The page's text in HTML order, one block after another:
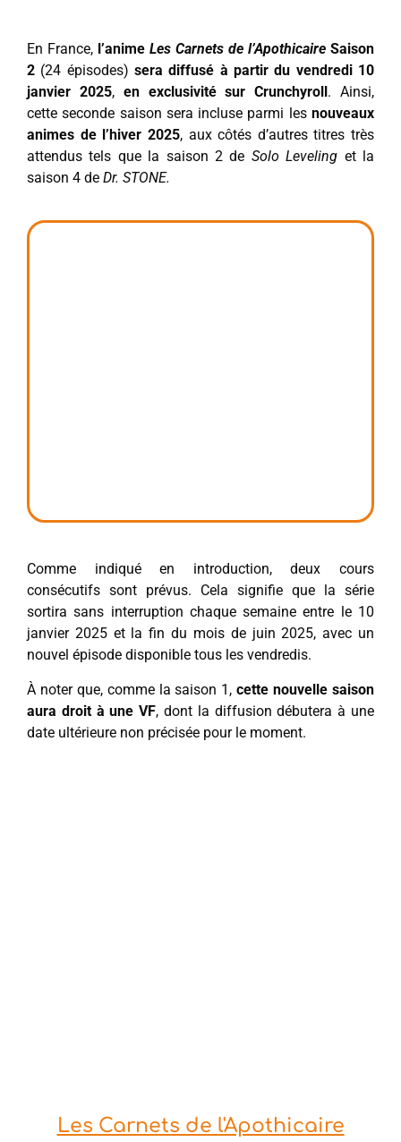
En France, l’anime Les Carnets de l’Apothicaire Saison
2 (24 épisodes)sera diffusé à partir du vendredi 10
janvier 2025, en exclusivité sur Crunchyroll . Ainsi,
cette seconde saison sera incluse parmi les nouveaux
animes de l’hiver 2025, aux côtés d’autres titres très
attendus tels que la saison 2 de Solo Leveling et la
saison 4 de Dr. STONE.
Comme indiqué en introduction, deux cours
consécutifs sont prévus. Cela signifie que la série
sortira sans interruption chaque semaine entre le 10
janvier 2025 et la fin du mois de juin 2025, avec un
nouvel épisode disponible tous les vendredis.
À noter que, comme la saison 1,cette nouvelle saison
aura droit à une VF, dont la diffusion débutera à une
date ultérieure non précisée pour le moment.
Les Carnets de l'Apothicaire